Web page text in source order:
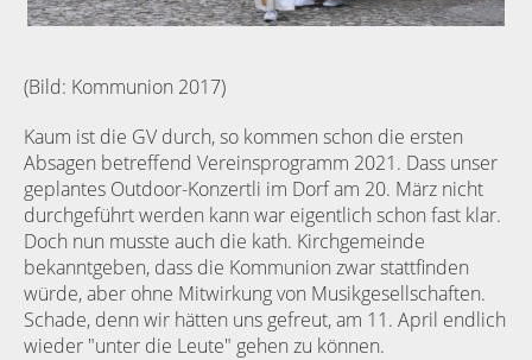
(Bild: Kommunion 2017)
Kaum ist die GV durch, so kommen schon die ersten
Absagen betreffend Vereinsprogramm 2021. Dass unser
geplantes Outdoor-Konzertli im Dorf am 20. März nicht
durchgeführt werden kann war eigentlich schon fast klar.
Doch nun musste auch die kath. Kirchgemeinde
bekanntgeben, dass die Kommunion zwar stattfinden
würde, aber ohne Mitwirkung von Musikgesellschaften.
Schade, denn wir hätten uns gefreut, am 11. April endlich
wieder "unter die Leute" gehen zu können.